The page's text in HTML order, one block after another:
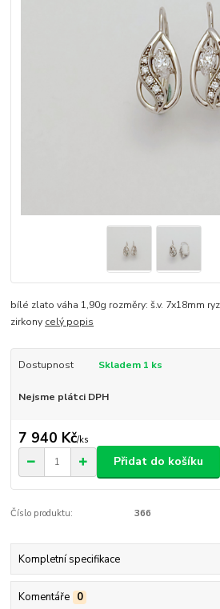
bílé zlato váha 1,90g rozměry: š.v. 7x18mm
zirkony celý popis
Dostupnost Skladem 1 ks
Nejsme plátci DPH
7 940 Kč/ks
Přidat do košíku
Číslo produktu: 366
Kompletní specifikace
Komentáře 0